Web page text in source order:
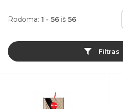
Rodoma: 1 - 56 iš 56
Filtras